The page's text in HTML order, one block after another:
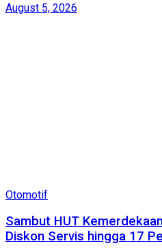
August 5, 2026
Otomotif
Sambut HUT
Diskon Servis hingga 17